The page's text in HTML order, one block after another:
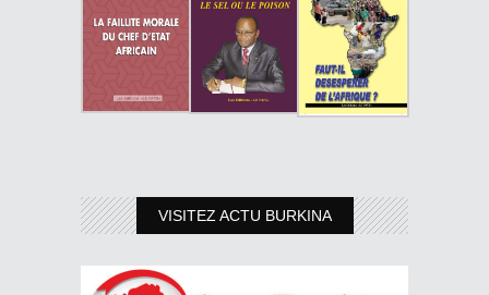
VISITEZ ACTU BURKINA